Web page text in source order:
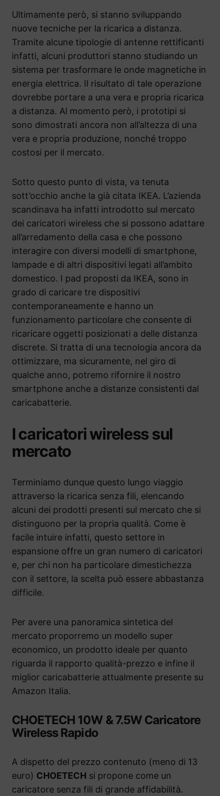
Ultimamente però, si stanno sviluppando
nuove tecniche per la ricarica a distanza.
Tramite alcune tipologie di antenne rettificanti
infatti, alcuni produttori stanno studiando un
sistema per trasformare le onde magnetiche in
energia elettrica. Il risultato di tale operazione
dovrebbe portare a una vera e propria ricarica
a distanza. Al momento però, i prototipi si
sono dimostrati ancora non all’altezza di una
vera e propria produzione, nonché troppo
costosi per il mercato.
Sotto questo punto di vista, va tenuta
sott’occhio anche la già citata IKEA. L’azienda
scandinava ha infatti introdotto sul mercato
dei caricatori wireless che si possono adattare
all’arredamento della casa e che possono
interagire con diversi modelli di smartphone,
lampade e di altri dispositivi legati all’ambito
domestico. I pad proposti da IKEA, sono in
grado di caricare tre dispositivi
contemporaneamente e hanno un
funzionamento particolare che consente di
ricaricare oggetti posizionati a delle distanza
discrete. Si tratta di una tecnologia ancora da
ottimizzare, ma sicuramente, nel giro di
qualche anno, potremo rifornire il nostro
smartphone anche a distanze consistenti dal
caricabatterie.
I caricatori wireless sul
mercato
Terminiamo dunque questo lungo viaggio
attraverso la ricarica senza fili, elencando
alcuni dei prodotti presenti sul mercato che si
distinguono per la propria qualità. Come è
facile intuire infatti, questo settore in
espansione offre un gran numero di caricatori
e, per chi non ha particolare dimestichezza
con il settore, la scelta può essere abbastanza
difficile.
Per avere una panoramica sintetica del
mercato proporremo un modello super
economico, un prodotto ideale per quanto
riguarda il rapporto qualità-prezzo e infine il
miglior caricabatterie attualmente presente su
Amazon Italia.
CHOETECH 10W & 7.5W Caricatore
Wireless Rapido
A dispetto del prezzo contenuto (meno di 13
euro) CHOETECH si propone come un
caricatore senza fili di grande affidabilità.